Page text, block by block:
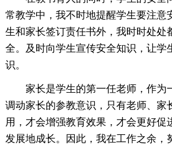
常教学中，我不时地提醒学生要注意
生和家长签订责任书外，我时时处处
全。及时向学生宣传安全知识，让学
识。
家长是学生的第一任老师，作为
调动家长的参教意识，只有老师、家
用，才会增强教育效果，才会更好促
发展地成长。因此，我在工作之余，